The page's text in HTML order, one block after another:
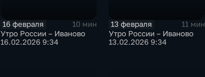
16 февраля
10 мин
Утро России – Иваново
16.02.2026 9:34
13 февраля
11 мин
Утро России – Иваново
13.02.2026 9:34